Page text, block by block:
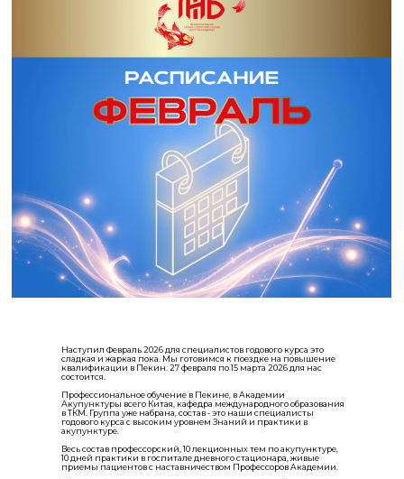
Наступил Февраль 2026 для специалистов годового курса это
сладкая и жаркая пока. Мы готовимся к поездке на повышение
квалификации в Пекин. 27 февраля по 15 марта 2026 для нас
состоится.
Профессиональное обучение в Пекине, в Академии
Акупунктуры всего Китая, кафедра международного образования
в ТКМ. Группа уже набрана, состав - это наши специалисты
годового курса с высоким уровнем Знаний и практики в
акупунктуре.
Весь состав профессорский, 10 лекционных тем по акупунктуре,
10 дней практики в госпитале дневного стационара, живые
приемы пациентов с наставничеством Профессоров Академии.